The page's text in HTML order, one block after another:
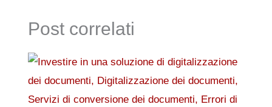
Post correlati